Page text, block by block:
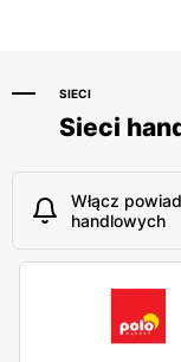
SIECI
Sieci
Włącz
handlowych